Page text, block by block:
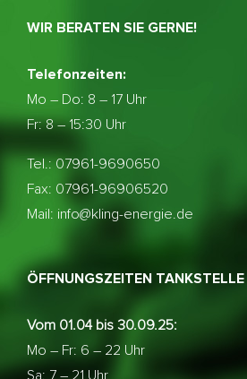
WIR BERATEN SIE GERNE!
Telefonzeiten:
Mo – Do: 8 – 17 Uhr
Fr: 8 – 15:30 Uhr
Tel.: 07961-9690650
Fax: 07961-96906520
Mail: info@kling-energie.de
ÖFFNUNGSZEITEN TANKSTELLE
Vom 01.04 bis 30.09.25:
Mo – Fr: 6 – 22 Uhr
Sa: 7 – 21 Uhr